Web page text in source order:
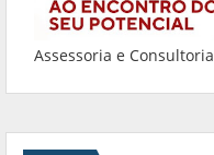
Assessoria e Consultoria